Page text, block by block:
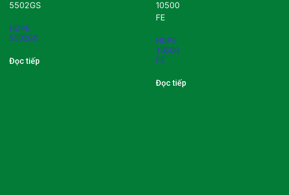
HDPE
5502GS
Đọc tiếp
HDPE
10500
FE
Đọc tiếp